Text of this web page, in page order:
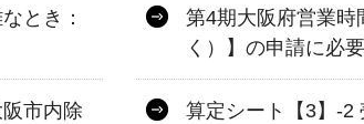
とき：
第4期大阪府営業時
く）】の申請に必
市内除
算定シート【3】-2